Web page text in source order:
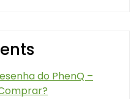
do PhenQ –